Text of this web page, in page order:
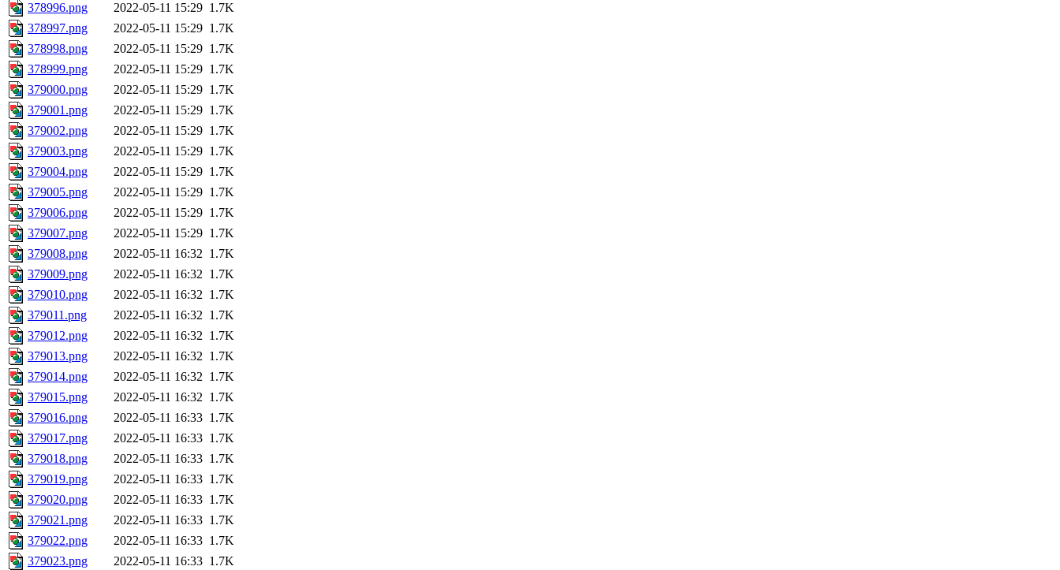
378996.png
2022-05-11 15:29 1.7K
378997.png
2022-05-11 15:29 1.7K
378998.png
2022-05-11 15:29 1.7K
378999.png
2022-05-11 15:29 1.7K
379000.png
2022-05-11 15:29 1.7K
379001.png
2022-05-11 15:29 1.7K
379002.png
2022-05-11 15:29 1.7K
379003.png
2022-05-11 15:29 1.7K
379004.png
2022-05-11 15:29 1.7K
379005.png
2022-05-11 15:29 1.7K
379006.png
2022-05-11 15:29 1.7K
379007.png
2022-05-11 15:29 1.7K
379008.png
2022-05-11 16:32 1.7K
379009.png
2022-05-11 16:32 1.7K
379010.png
2022-05-11 16:32 1.7K
379011.png
2022-05-11 16:32 1.7K
379012.png
2022-05-11 16:32 1.7K
379013.png
2022-05-11 16:32 1.7K
379014.png
2022-05-11 16:32 1.7K
379015.png
2022-05-11 16:32 1.7K
379016.png
2022-05-11 16:33 1.7K
379017.png
2022-05-11 16:33 1.7K
379018.png
2022-05-11 16:33 1.7K
379019.png
2022-05-11 16:33 1.7K
379020.png
2022-05-11 16:33 1.7K
379021.png
2022-05-11 16:33 1.7K
379022.png
2022-05-11 16:33 1.7K
379023.png
2022-05-11 16:33 1.7K